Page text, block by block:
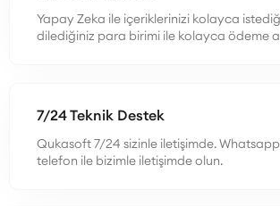
Yapay Zeka ile içeriklerinizi kolayca
dilediğiniz para birimi ile kolayca ödeme
7/24 Teknik Destek
Qukasoft 7/24 sizinle iletişimde.
telefon ile bizimle iletişimde olun.